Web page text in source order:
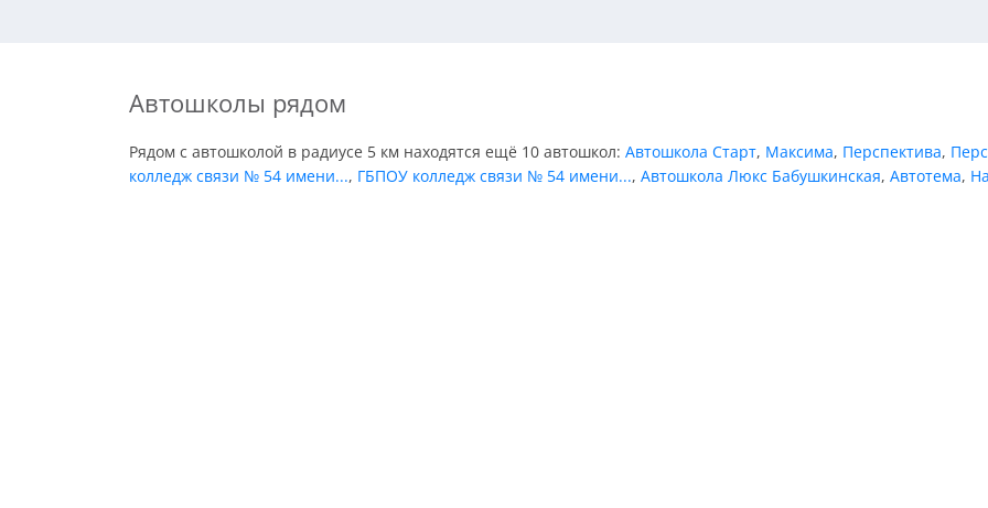
Автошколы рядом
Рядом с автошколой в радиусе 5 км находятся ещё 10 автошкол: Автошкола Старт, Максима, Перспектива,
колледж связи № 54 имени..., ГБПОУ колледж связи № 54 имени..., Автошкола Люкс Бабушкинская, Автотема,